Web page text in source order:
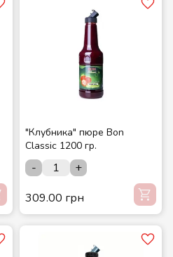
"Клубника" пюре Bon
Classic 1200 гр.
-
+
309.00 грн